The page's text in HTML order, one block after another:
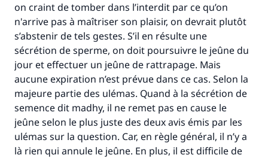
on craint de tomber dans l’interdit par ce qu’on
n'arrive pas à maîtriser son plaisir, on devrait plutôt
s’abstenir de tels gestes. S’il en résulte une
sécrétion de sperme, on doit poursuivre le jeûne du
jour et effectuer un jeûne de rattrapage. Mais
aucune expiration n’est prévue dans ce cas. Selon la
majeure partie des ulémas. Quand à la sécrétion de
semence dit madhy, il ne remet pas en cause le
jeûne selon le plus juste des deux avis émis par les
ulémas sur la question. Car, en règle général, il n’y a
là rien qui annule le jeûne. En plus, il est difficile de
Faites une différence dans la vie de
millions de personnes grâce à votre
contribution
Aidez nous à apporter des réponses.
Le Messager d'Allah (Paix sur lui) a dit:
"Celui qui indique une bonne action obtient la